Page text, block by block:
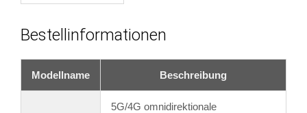
Bestellinformationen
Modellname Beschreibung
5G/4G omnidirektionale